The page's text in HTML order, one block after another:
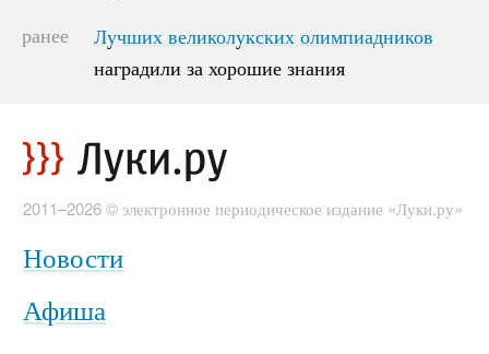
ранее
Лучших великолукских олимпиадников
наградили за хорошие знания
Лучших великолукских олимпиадников
наградили за хорошие знания
2011–2026 © электронное периодическое издание «Луки.ру»
Новости
Афиша